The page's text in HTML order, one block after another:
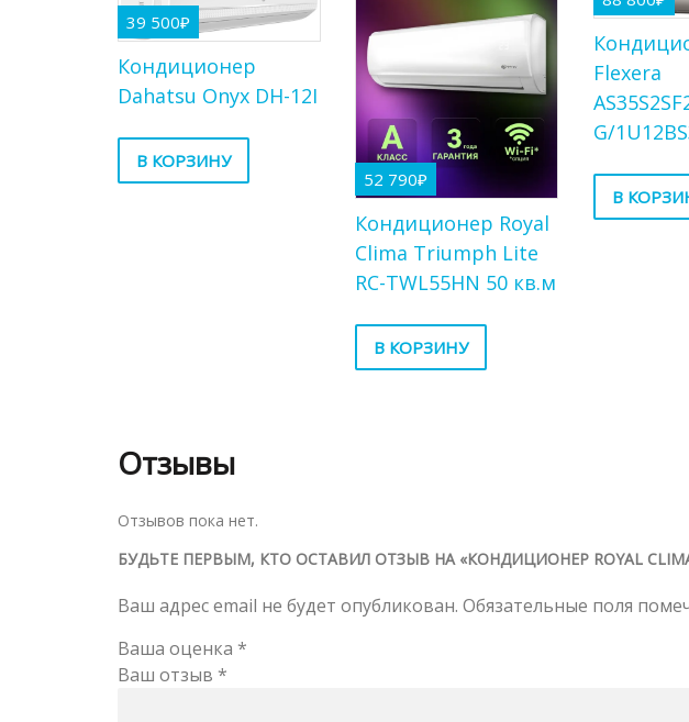
39 500₽
Кондиционер
Dahatsu Onyx DH-12I
В КОРЗИНУ
52 790₽
Кондиционер Royal
Clima Triumph Lite
RC-TWL55HN 50 кв.м
В КОРЗИНУ
Flexera
G/
В
Отзывы
Отзывов пока нет.
БУДЬТЕ ПЕРВЫМ, КТО ОСТАВИЛ ОТЗЫВ НА «КОНДИЦИОНЕР ROYAL CLIMA
Ваш адрес email не будет опубликован. Обязательные поля
Ваша оценка *
Ваш отзыв *